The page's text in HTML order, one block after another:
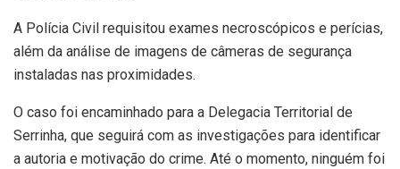
A Polícia Civil requisitou exames necroscópicos e perícias,
além da análise de imagens de câmeras de segurança
instaladas nas proximidades.
O caso foi encaminhado para a Delegacia Territorial de
Serrinha, que seguirá com as investigações para identificar
a autoria e motivação do crime. Até o momento, ninguém foi